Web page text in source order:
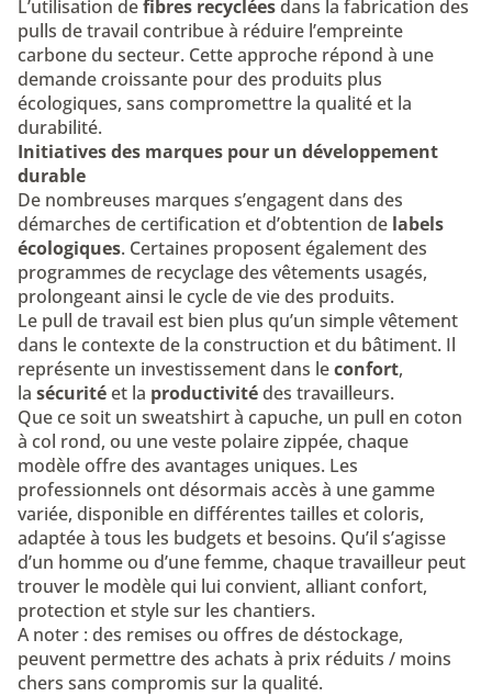
L’utilisation defibres recycléesdans la fabrication des
pulls de travail contribue à réduire l’empreinte
carbone du secteur. Cette approche répond à une
demande croissante pour des produits plus
écologiques, sans compromettre la qualité et la
durabilité.
Initiatives des marques pour un développement
durable
De nombreuses marques s’engagent dans des
démarches de certification et d’obtention de labels
écologiques. Certaines proposent également des
programmes de recyclage des vêtements usagés,
prolongeant ainsi le cycle de vie des produits.
Le pull de travail est bien plus qu’un simple vêtement
dans le contexte de la construction et du bâtiment. Il
représente un investissement dans leconfort,
la sécuritéet la productivitédes travailleurs.
Que ce soit un sweatshirt à capuche, un pull en coton
à col rond, ou une veste polaire zippée, chaque
modèle offre des avantages uniques. Les
professionnels ont désormais accès à une gamme
variée, disponible en différentes tailles et coloris,
adaptée à tous les budgets et besoins. Qu’il s’agisse
d’un homme ou d’une femme, chaque travailleur peut
trouver le modèle qui lui convient, alliant confort,
protection et style sur les chantiers.
A noter : des remises ou offres de déstockage,
peuvent permettre des achats à prix réduits / moins
chers sans compromis sur la qualité.